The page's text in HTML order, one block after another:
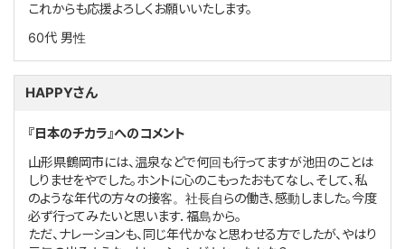
これからも応援よろしくお願いいたします。
60代 男性
HAPPYさん
『日本のチカラ』へのコメント
山形県鶴岡市には、温泉などで何回も行ってますが池田のことは
しりませをやでした。ホントに心のこもったおもてなし、そして、私
のような年代の方々の接客。社長自らの働き、感動しました。今度
必ず行ってみたいと思います．福島から。
ただ、ナレーションも、同じ年代かなと思わせる方でしたが、やはり